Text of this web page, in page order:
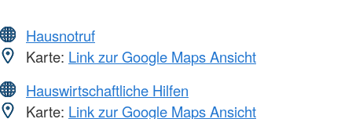
Hausnotruf
Karte: Link zur Google Maps Ansicht
Hauswirtschaftliche Hilfen
Karte: Link zur Google Maps Ansicht